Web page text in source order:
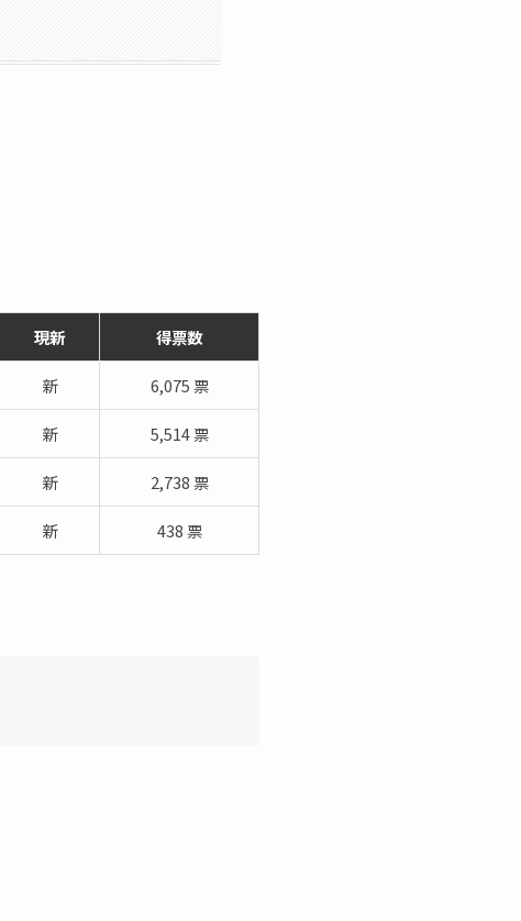
現新 得票数
新 6,075 票
新 5,514 票
新 2,738 票
新 438 票